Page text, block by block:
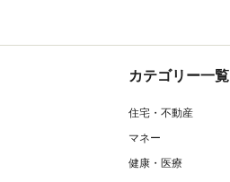
カテゴリー一覧
住宅・不動産
マネー
健康・医療